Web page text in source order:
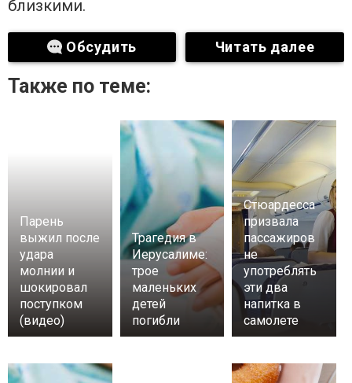
близкими.
Обсудить Читать далее
Также по теме:
Парень
выжил после
удара
молнии и
шокировал
поступком
(видео)
Трагедия в
Иерусалиме:
трое
маленьких
детей
погибли
Стюардесса
призвала
пассажиров
не
употреблять
эти два
напитка в
самолете